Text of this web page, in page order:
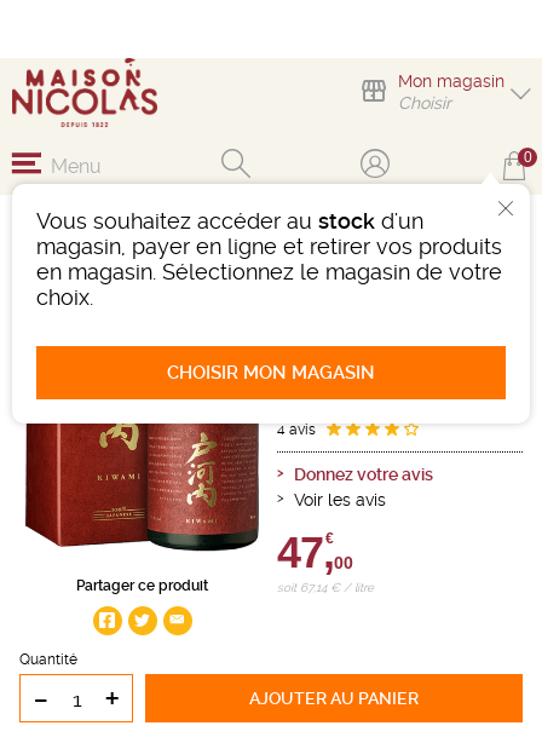
Mon magasin
Choisir
Vous souhaitez accéder au stock d'un
magasin, payer en ligne et retirer vos produits
en magasin. Sélectionnez le magasin de votre
choix.
CHOISIR MON MAGASIN
Menu 0
Partager ce produit
TOGOUCHI KIWAMI
BLENDED WHISKY
4 avis
Donnez votre avis
Voir les avis
47,
€
00
soit 67,14 € / litre
Quantité
- + AJOUTERAU PANIER